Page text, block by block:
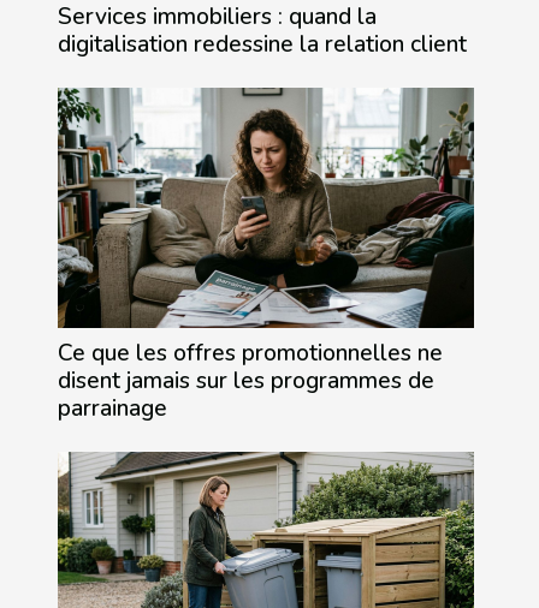
Services immobiliers : quand la
digitalisation redessine la relation client
Ce que les offres promotionnelles ne
disent jamais sur les programmes de
parrainage